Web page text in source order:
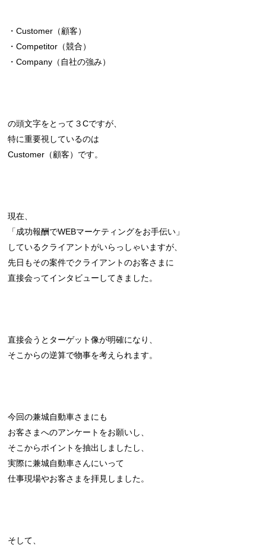
・Customer（顧客）
・Competitor（競合）
・Company（自社の強み）
の頭文字をとって３Cですが、
特に重要視しているのは
Customer（顧客）です。
現在、
「成功報酬でWEBマーケティングをお手伝い」
しているクライアントがいらっしゃいますが、
先日もその案件でクライアントのお客さまに
直接会ってインタビューしてきました。
直接会うとターゲット像が明確になり、
そこからの逆算で物事を考えられます。
今回の兼城自動車さまにも
お客さまへのアンケートをお願いし、
そこからポイントを抽出しましたし、
実際に兼城自動車さんにいって
仕事現場やお客さまを拝見しました。
そして、